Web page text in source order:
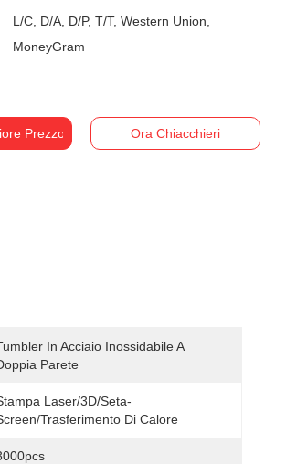
L/C, D/A, D/P, T/T, Western Union,
MoneyGram
Prezzo Ora Chiacchieri
In Acciaio Inossidabile A
Parete
Laser/3D/seta-
trasferimento Di Calore